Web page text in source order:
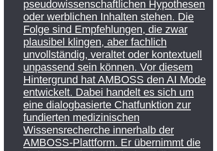
pseudowissenschaftlichen Hypothesen
oder werblichen Inhalten stehen. Die
Folge sind Empfehlungen, die zwar
plausibel klingen, aber fachlich
unvollständig, veraltet oder kontextuell
unpassend sein können. Vor diesem
Hintergrund hat AMBOSS den AI Mode
entwickelt. Dabei handelt es sich um
eine dialogbasierte Chatfunktion zur
fundierten medizinischen
Wissensrecherche innerhalb der
AMBOSS-Plattform. Er übernimmt die